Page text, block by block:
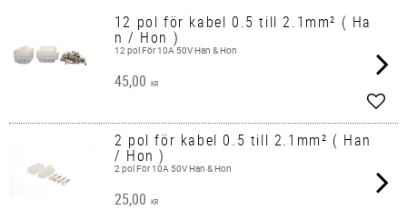
12 pol för kabel 0.5 till 2.1mm² ( Ha
n / Hon )
12 pol För 10A 50V Han & Hon
45,00 KR
2 pol för kabel 0.5 till 2.1mm² ( Han
/ Hon )
2 pol För 10A 50V Han & Hon
25,00 KR